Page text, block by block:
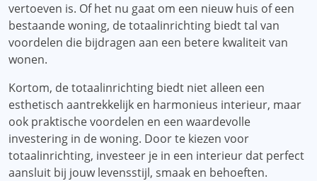
vertoeven is. Of het nu gaat om een ​​nieuw huis of een
bestaande woning, de totaalinrichting biedt tal van
voordelen die bijdragen aan een betere kwaliteit van
wonen.
Kortom, de totaalinrichting biedt niet alleen een
esthetisch aantrekkelijk en harmonieus interieur, maar
ook praktische voordelen en een waardevolle
investering in de woning. Door te kiezen voor
totaalinrichting, investeer je in een interieur dat perfect
aansluit bij jouw levensstijl, smaak en behoeften.